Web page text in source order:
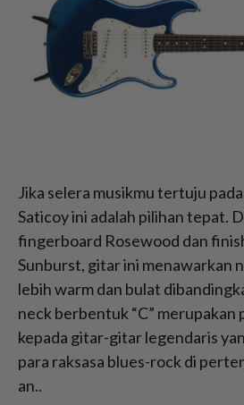
Jika selera musikmu tertuju
Saticoy ini adalah pilihan tepat.
fingerboard Rosewood dan
Sunburst, gitar ini menawarkan
lebih warm dan bulat
neck berbentuk “C” merupakan
kepada gitar-gitar legendaris
para raksasa blues-rock di
an..